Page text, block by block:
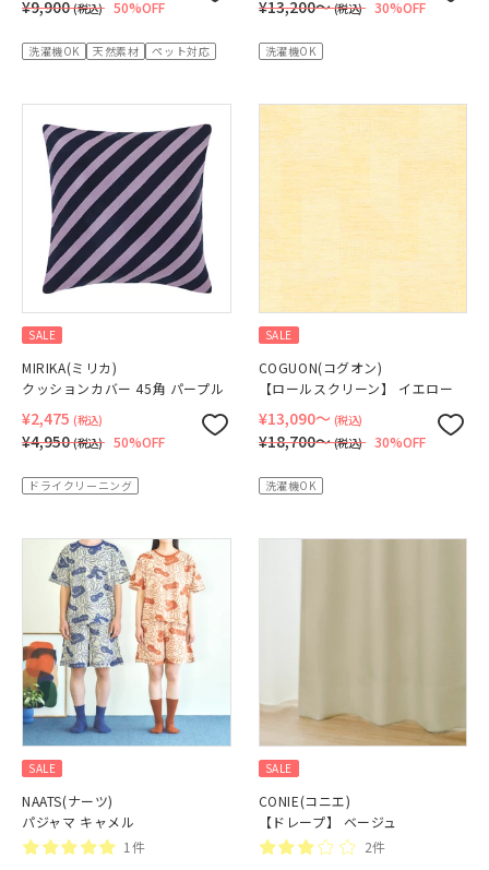
¥9,900(税込) 50%OFF
洗濯機OK 天然素材 ペット対応
¥13,200〜(税込) 30%OFF
洗濯機OK
SALE
MIRIKA(ミリカ)
クッションカバー 45角 パープル
¥2,475 (税込)
¥4,950(税込) 50%OFF
ドライクリーニング
SALE
COGUON(コグオン)
【ロールスクリーン】 イエロー
¥13,090〜 (税込)
¥18,700〜(税込) 30%OFF
洗濯機OK
SALE
NAATS(ナーツ)
パジャマ キャメル
1件
SALE
CONIE(コニエ)
【ドレープ】 ベージュ
2件